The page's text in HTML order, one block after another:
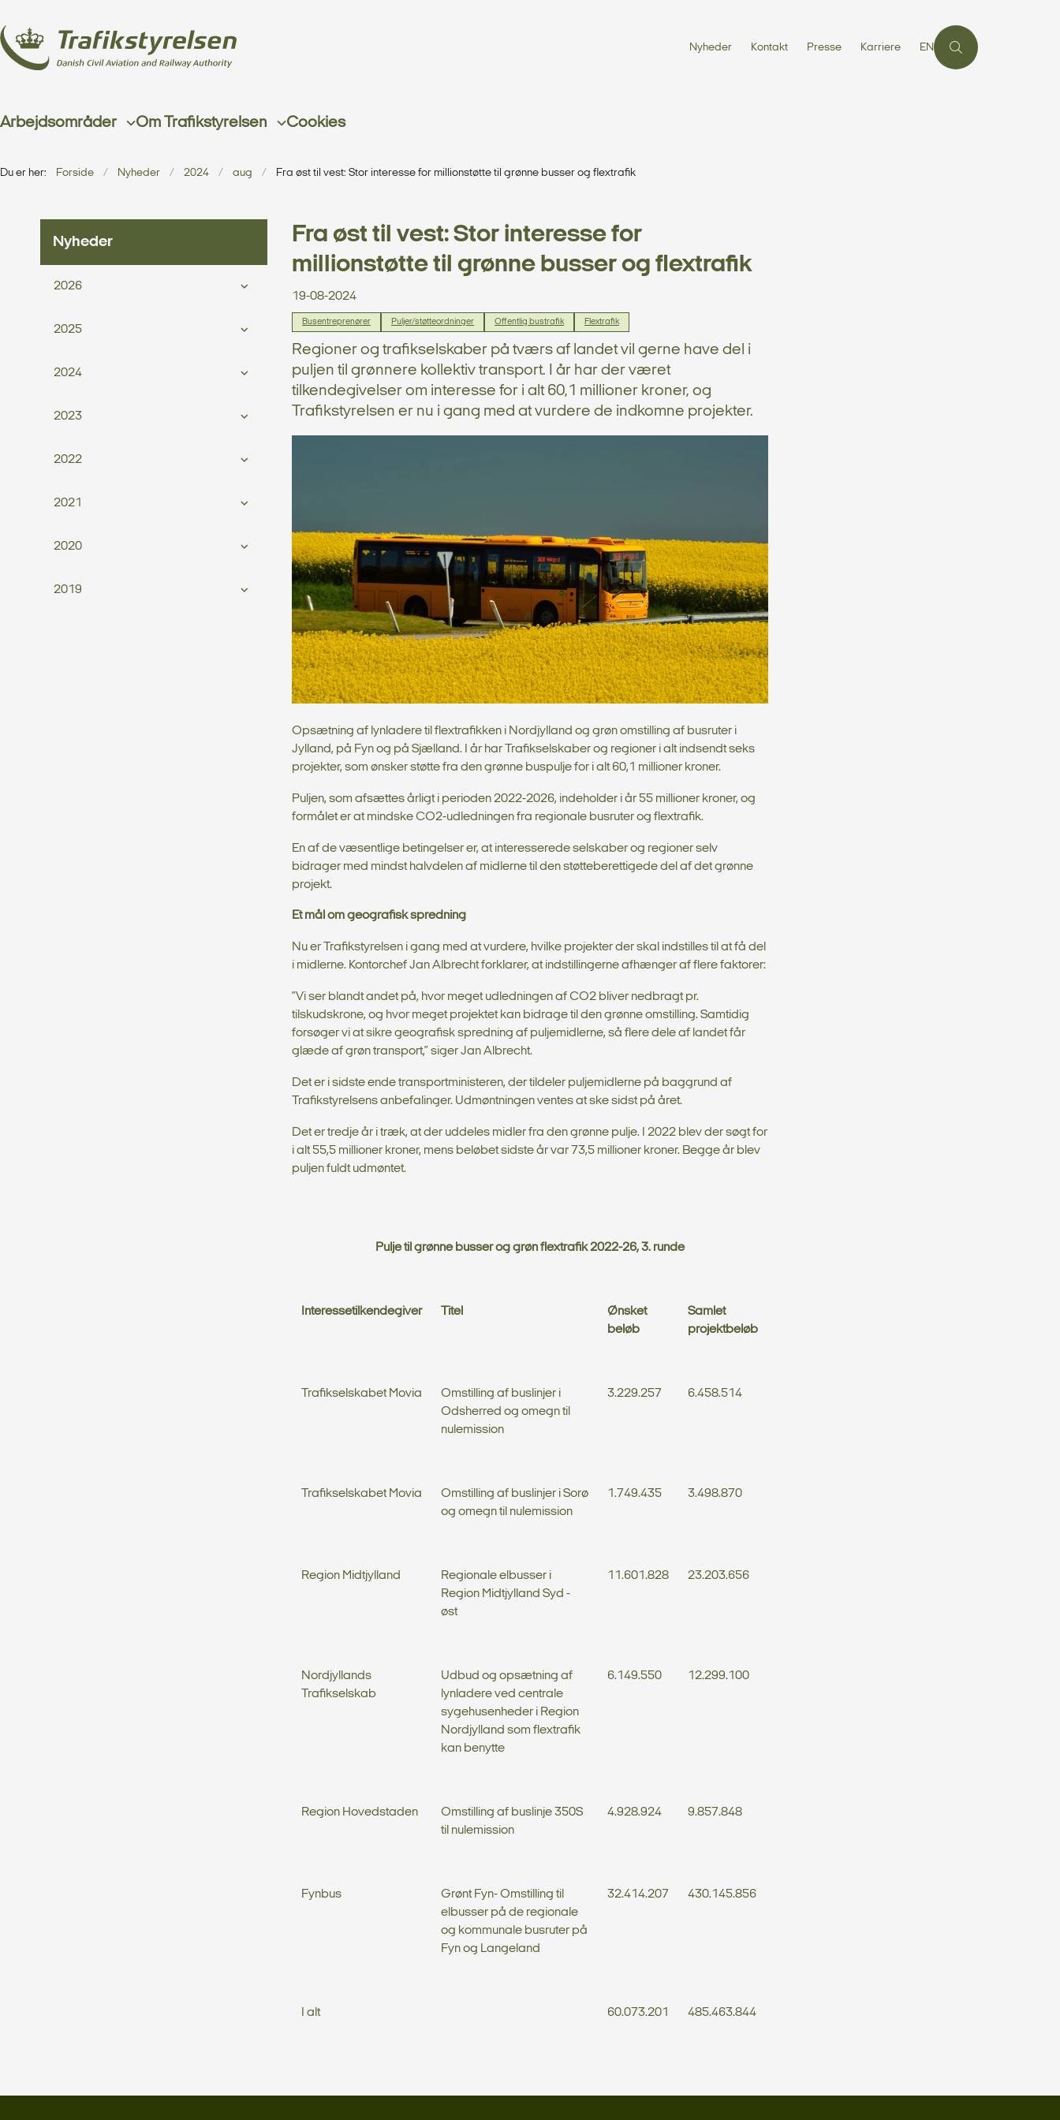
Nyheder Kontakt Presse Karriere EN
Arbejdsområder Om Trafikstyrelsen Cookies
Du er her: Forside Nyheder 2024 aug Fra øst til vest: Stor interesse for millionstøtte til grønne busser og flextrafik
Nyheder
2026
2025
2024
2023
2022
2021
2020
2019
Fra øst til vest: Stor interesse for
millionstøtte til grønne busser og flextrafik
19-08-2024
Busentreprenører Puljer/støtteordninger Offentlig bustrafik Flextrafik
Regioner og trafikselskaber på tværs af landet vil gerne have del i
puljen til grønnere kollektiv transport. I år har der været
tilkendegivelser om interesse for i alt 60,1 millioner kroner, og
Trafikstyrelsen er nu i gang med at vurdere de indkomne projekter.
Opsætning af lynladere til flextrafikken i Nordjylland og grøn omstilling af busruter i
Jylland, på Fyn og på Sjælland. I år har Trafikselskaber og regioner i alt indsendt seks
projekter, som ønsker støtte fra den grønne buspulje for i alt 60,1 millioner kroner.
Puljen, som afsættes årligt i perioden 2022-2026, indeholder i år 55 millioner kroner, og
formålet er at mindske CO2-udledningen fra regionale busruter og flextrafik.
En af de væsentlige betingelser er, at interesserede selskaber og regioner selv
bidrager med mindst halvdelen af midlerne til den støtteberettigede del af det grønne
projekt.
Et mål om geografisk spredning
Nu er Trafikstyrelsen i gang med at vurdere, hvilke projekter der skal indstilles til at få del
i midlerne. Kontorchef Jan Albrecht forklarer, at indstillingerne afhænger af flere faktorer:
”Vi ser blandt andet på, hvor meget udledningen af CO2 bliver nedbragt pr.
tilskudskrone, og hvor meget projektet kan bidrage til den grønne omstilling. Samtidig
forsøger vi at sikre geografisk spredning af puljemidlerne, så flere dele af landet får
glæde af grøn transport,” siger Jan Albrecht.
Det er i sidste ende transportministeren, der tildeler puljemidlerne på baggrund af
Trafikstyrelsens anbefalinger. Udmøntningen ventes at ske sidst på året.
Det er tredje år i træk, at der uddeles midler fra den grønne pulje. I 2022 blev der søgt for
i alt 55,5 millioner kroner, mens beløbet sidste år var 73,5 millioner kroner. Begge år blev
puljen fuldt udmøntet.
Pulje til grønne busser og grøn flextrafik 2022-26, 3. runde
Interessetilkendegiver Titel
Ønsket
beløb
Samlet
projektbeløb
Trafikselskabet Movia
Omstilling af buslinjer i
Odsherred og omegn til
nulemission
3.229.257 6.458.514
Trafikselskabet Movia
Omstilling af buslinjer i Sorø
og omegn til nulemission
1.749.435 3.498.870
Region Midtjylland
Regionale elbusser i
Region Midtjylland Syd -
øst
11.601.828 23.203.656
Nordjyllands
Trafikselskab
Udbud og opsætning af
lynladere ved centrale
sygehusenheder i Region
Nordjylland som flextrafik
kan benytte
6.149.550 12.299.100
Region Hovedstaden
Omstilling af buslinje 350S
til nulemission
4.928.924 9.857.848
Fynbus
Grønt Fyn- Omstilling til
elbusser på de regionale
og kommunale busruter på
Fyn og Langeland
32.414.207 430.145.856
I alt 60.073.201 485.463.844